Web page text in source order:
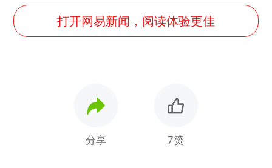
打开网易新闻，阅读体验更佳
分享 7赞